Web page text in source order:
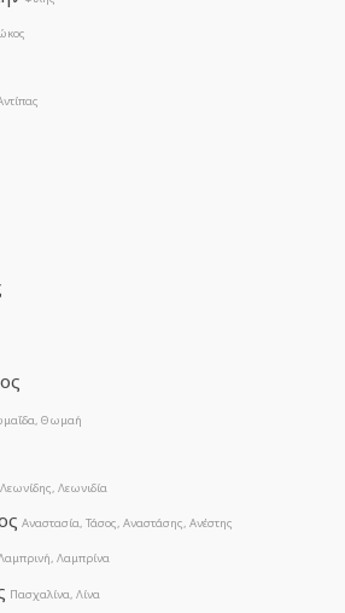
Θωμαή
Λεωνίδης, Λεωνιδία
Αναστασία, Τάσος, Αναστάσης, Ανέστης
Λαμπρίνα
Πασχαλίνα, Λίνα